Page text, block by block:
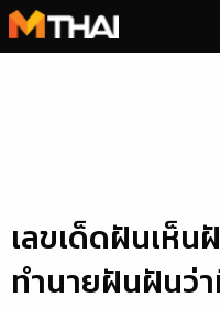
Skip
to
เลขเด็ดฝันเห็
ทำนายฝันฝันว่